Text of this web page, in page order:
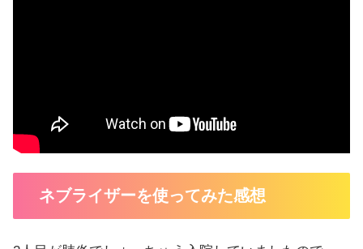
ネブライザーを使ってみた感想